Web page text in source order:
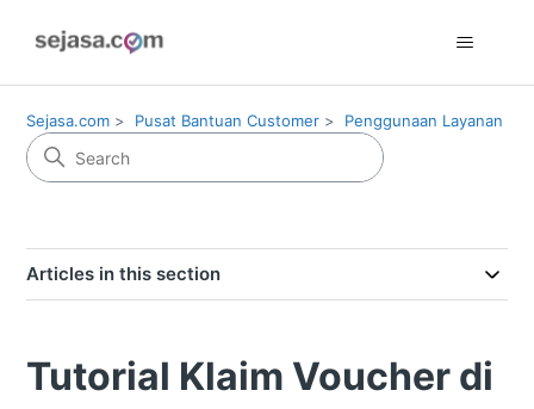
Sejasa.com Pusat Bantuan Customer Penggunaan Layanan
Articles in this section
Tutorial Klaim Voucher di